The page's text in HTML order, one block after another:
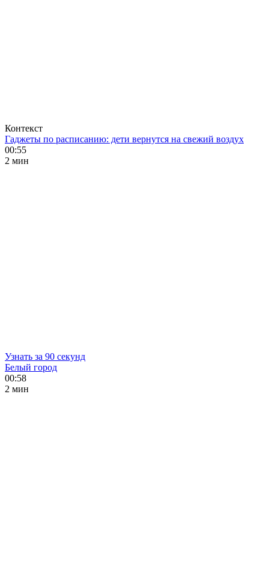
Контекст
Гаджеты по расписанию: дети вернутся на свежий воздух
00:55
2 мин
Узнать за 90 секунд
Белый город
00:58
2 мин